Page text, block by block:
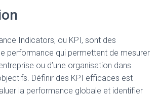
Indicators, ou KPI, sont des
performance qui permettent de mesurer
ou d’une organisation dans
Définir des KPI efficaces est
la performance globale et identifier